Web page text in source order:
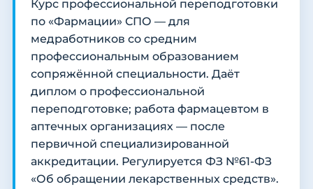
Курс профессиональной переподготовки
по «Фармации» СПО — для
медработников со средним
профессиональным образованием
сопряжённой специальности. Даёт
диплом о профессиональной
переподготовке; работа фармацевтом в
аптечных организациях — после
первичной специализированной
аккредитации. Регулируется ФЗ №61-ФЗ
«Об обращении лекарственных средств».